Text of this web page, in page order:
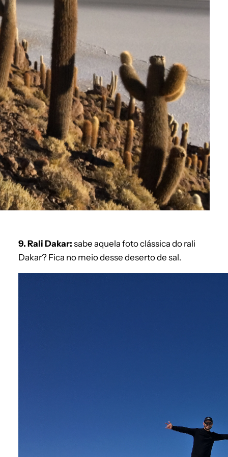
9. Rali Dakar: sabe aquela foto clássica do rali
Dakar? Fica no meio desse deserto de sal.